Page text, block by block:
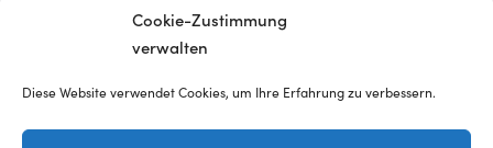
Cookie-Zustimmung
verwalten
Diese Website verwendet Cookies, um Ihre Erfahrung zu verbessern.
Erreichbarkeit: